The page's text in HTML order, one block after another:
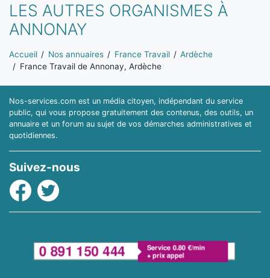
LES AUTRES ORGANISMES À
ANNONAY
Vous êtes ici:
Accueil Nos annuaires France Travail
Ardèche
France Travail de Annonay, Ardèche
Nos-services.com est un média citoyen, indépendant du service
public, qui vous propose gratuitement des contenus, des outils, un
annuaire et un forum au sujet de vos démarches administratives et
quotidiennes.
Suivez-nous
Facebook
Twitter